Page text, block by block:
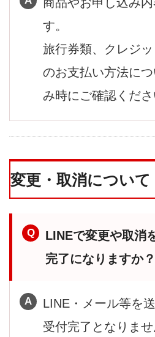
す。
旅行券類、クレジ
のお支払い方法に
み時にご確認くださ
変更・取消について
LINEで変更や取消
完了になりますか？
LINE・メール等を
受付完了となりませ